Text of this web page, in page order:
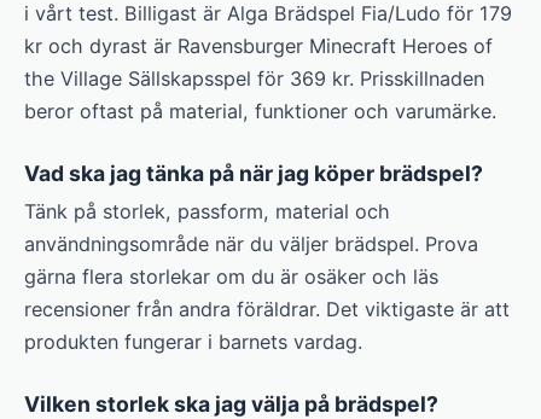
i vårt test. Billigast är Alga Brädspel Fia/Ludo för 179
kr och dyrast är Ravensburger Minecraft Heroes of
the Village Sällskapsspel för 369 kr. Prisskillnaden
beror oftast på material, funktioner och varumärke.
Vad ska jag tänka på när jag köper brädspel?
Tänk på storlek, passform, material och
användningsområde när du väljer brädspel. Prova
gärna flera storlekar om du är osäker och läs
recensioner från andra föräldrar. Det viktigaste är att
produkten fungerar i barnets vardag.
Vilken storlek ska jag välja på brädspel?